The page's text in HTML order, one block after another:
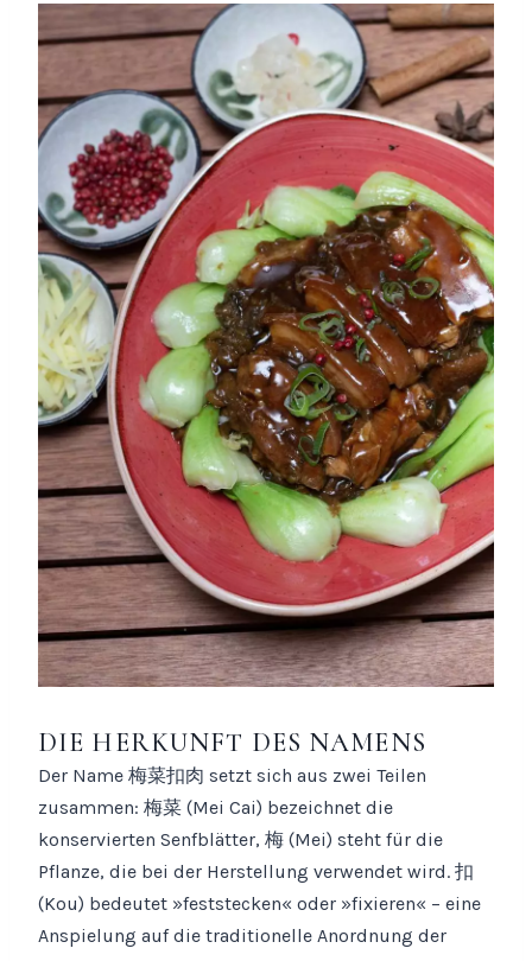
DIE HERKUNFT DES NAMENS
Der Name 梅菜扣肉 setzt sich aus zwei Teilen
zusammen: 梅菜 (Mei Cai) bezeichnet die
konservierten Senfblätter, 梅 (Mei) steht für die
Pflanze, die bei der Herstellung verwendet wird. 扣
(Kou) bedeutet »feststecken« oder »fixieren« – eine
Anspielung auf die traditionelle Anordnung der